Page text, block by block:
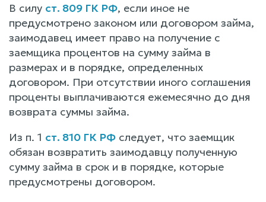
В силу ст. 809 ГК РФ, если иное не
предусмотрено законом или договором займа,
заимодавец имеет право на получение с
заемщика процентов на сумму займа в
размерах и в порядке, определенных
договором. При отсутствии иного соглашения
проценты выплачиваются ежемесячно до дня
возврата суммы займа.
Из п. 1 ст. 810 ГК РФ следует, что заемщик
обязан возвратить заимодавцу полученную
сумму займа в срок и в порядке, которые
предусмотрены договором.